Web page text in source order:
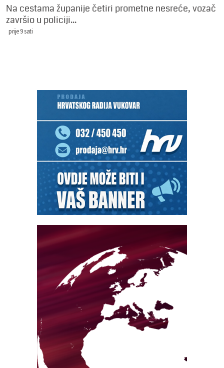
Na cestama županije četiri prometne nesreće, vozač
završio u policiji...
prije 9 sati